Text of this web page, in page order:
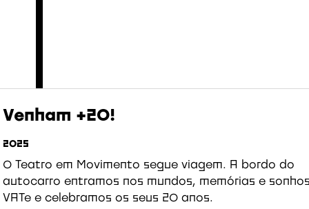
Venham +20!
2025
O Teatro em Movimento segue viagem. A bordo do
autocarro entramos nos mundos, memórias e
VATe e celebramos os seus 20 anos.